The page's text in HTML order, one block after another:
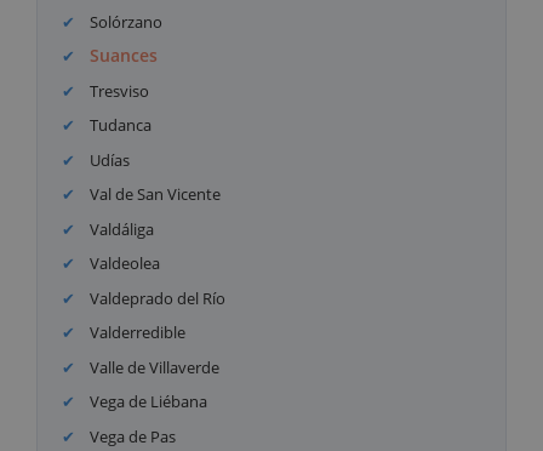
Solórzano
Suances
Tresviso
Tudanca
Udías
Val de San Vicente
Valdáliga
Valdeolea
Valdeprado del Río
Valderredible
Valle de Villaverde
Vega de Liébana
Vega de Pas